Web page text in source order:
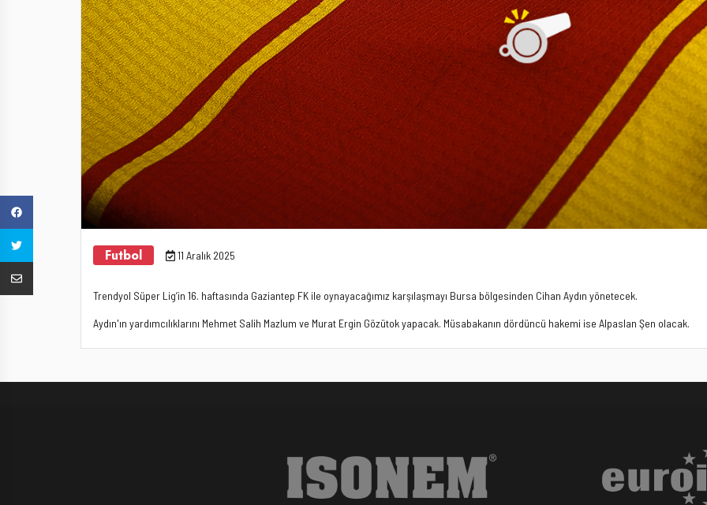
Futbol 11 Aralık 2025
Trendyol Süper Lig’in 16. haftasında Gaziantep FK ile oynayacağımız karşılaşmayı Bursa bölgesinden Cihan Aydın yönetecek.
Aydın'ın yardımcılıklarını Mehmet Salih Mazlum ve Murat Ergin Gözütok yapacak. Müsabakanın dördüncü hakemi ise Alpaslan Şen olacak.